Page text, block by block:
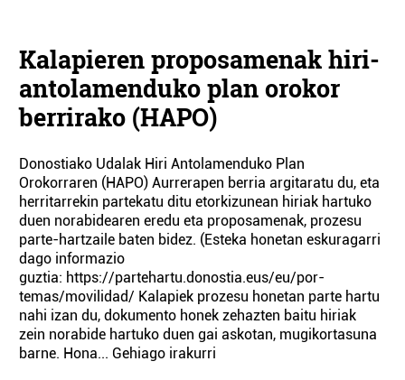
Kalapieren proposamenak hiri-
antolamenduko plan orokor
berrirako (HAPO)
Donostiako Udalak Hiri Antolamenduko Plan
Orokorraren (HAPO) Aurrerapen berria argitaratu du, eta
herritarrekin partekatu ditu etorkizunean hiriak hartuko
duen norabidearen eredu eta proposamenak, prozesu
parte-hartzaile baten bidez. (Esteka honetan eskuragarri
dago informazio
guztia: https://partehartu.donostia.eus/eu/por-
temas/movilidad/ Kalapiek prozesu honetan parte hartu
nahi izan du, dokumento honek zehazten baitu hiriak
zein norabide hartuko duen gai askotan, mugikortasuna
barne. Hona... Gehiago irakurri